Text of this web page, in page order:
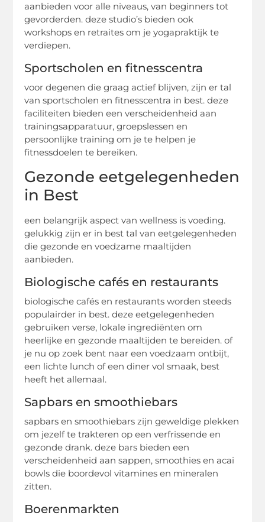
aanbieden voor alle niveaus, van beginners tot
gevorderden. deze studio’s bieden ook
workshops en retraites om je yogapraktijk te
verdiepen.
Sportscholen en fitnesscentra
voor degenen die graag actief blijven, zijn er tal
van sportscholen en fitnesscentra in best. deze
faciliteiten bieden een verscheidenheid aan
trainingsapparatuur, groepslessen en
persoonlijke training om je te helpen je
fitnessdoelen te bereiken.
Gezonde eetgelegenheden
in Best
een belangrijk aspect van wellness is voeding.
gelukkig zijn er in best tal van eetgelegenheden
die gezonde en voedzame maaltijden
aanbieden.
Biologische cafés en restaurants
biologische cafés en restaurants worden steeds
populairder in best. deze eetgelegenheden
gebruiken verse, lokale ingrediënten om
heerlijke en gezonde maaltijden te bereiden. of
je nu op zoek bent naar een voedzaam ontbijt,
een lichte lunch of een diner vol smaak, best
heeft het allemaal.
Sapbars en smoothiebars
sapbars en smoothiebars zijn geweldige plekken
om jezelf te trakteren op een verfrissende en
gezonde drank. deze bars bieden een
verscheidenheid aan sappen, smoothies en acai
bowls die boordevol vitamines en mineralen
zitten.
Boerenmarkten